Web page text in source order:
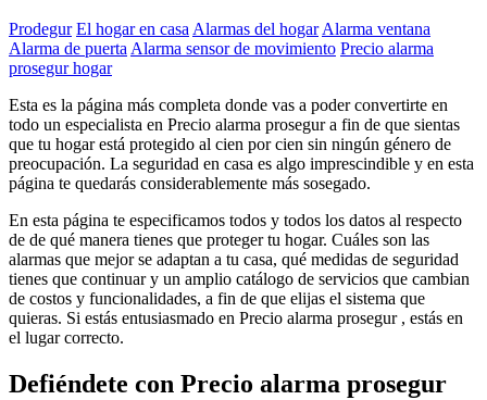
Prodegur El hogar en casa Alarmas del hogar Alarma ventana
Alarma de puerta Alarma sensor de movimiento Precio alarma
prosegur hogar
Esta es la página más completa donde vas a poder convertirte en
todo un especialista en Precio alarma prosegur a fin de que sientas
que tu hogar está protegido al cien por cien sin ningún género de
preocupación. La seguridad en casa es algo imprescindible y en esta
página te quedarás considerablemente más sosegado.
En esta página te especificamos todos y todos los datos al respecto
de de qué manera tienes que proteger tu hogar. Cuáles son las
alarmas que mejor se adaptan a tu casa, qué medidas de seguridad
tienes que continuar y un amplio catálogo de servicios que cambian
de costos y funcionalidades, a fin de que elijas el sistema que
quieras. Si estás entusiasmado en Precio alarma prosegur , estás en
el lugar correcto.
Defiéndete con Precio alarma prosegur